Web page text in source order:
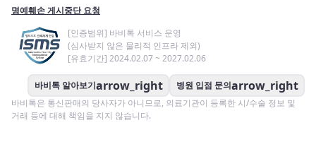
명예훼손 게시중단 요청
[인증범위] 바비톡 서비스 운영
(심사받지 않은 물리적 인프라 제외)
[유효기간] 2024.02.07 ~ 2027.02.06
바비톡 알아보기arrow_right 병원 입점 문의arrow_right
바비톡은 통신판매의 당사자가 아니므로, 의료기관이 등록한 시/수술 정보 및
거래 등에 대해 책임을 지지 않습니다.